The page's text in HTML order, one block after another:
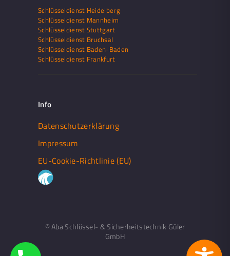
Schlüsseldienst Heidelberg
Schlüsseldienst Mannheim
Schlüsseldienst Stuttgart
Schlüsseldienst Bruchsal
Schlüsseldienst Baden-Baden
Schlüsseldienst Frankfurt
Info
Datenschutzerklärung
Impressum
EU-Cookie-Richtlinie (EU)
© Aba Schlüssel- & Sicherheitstechnik Güler
GmbH